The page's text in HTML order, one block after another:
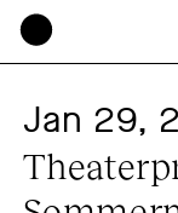
Jan 29,